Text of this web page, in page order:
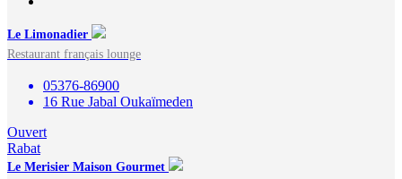
Le Limonadier
Restaurant français lounge
05376-86900
16 Rue Jabal Oukaïmeden
Ouvert
Rabat
Le Merisier Maison Gourmet